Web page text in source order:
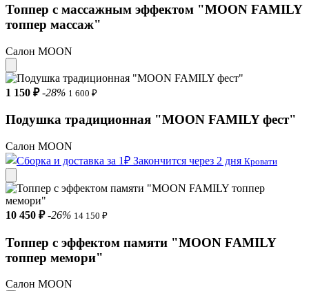
Топпер с массажным эффектом "MOON FAMILY
топпер массаж"
Салон MOON
1 150 ₽ -28% 1 600 ₽
Подушка традиционная "MOON FAMILY фест"
Салон MOON
Закончится через 2 дня Кровати
10 450 ₽ -26% 14 150 ₽
Топпер с эффектом памяти "MOON FAMILY
топпер мемори"
Салон MOON